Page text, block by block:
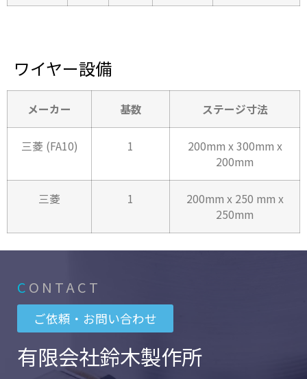
ワイヤー設備
メーカー 基数 ステージ寸法
三菱 (FA10) 1
200mm x 300mm x
200mm
三菱 1
200mm x 250 mm x
250mm
C ONTACT
ご依頼・お問い合わせ
有限会社鈴木製作所